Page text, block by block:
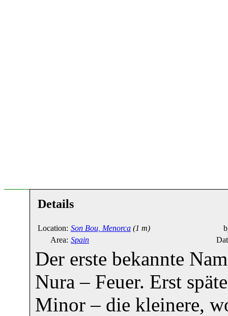
Details
Location: Son Bou, Menorca (1 m)
Area: Spain
Der erste bekannte
Nura – Feuer. Erst
Minor – die kleinere,